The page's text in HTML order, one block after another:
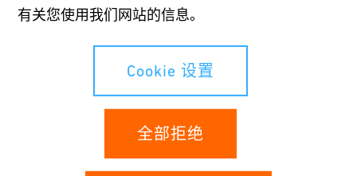
职位空缺
探索遍布不同职能领域、工作地点和职业发展
阶段的职位机会。
有关您使用我们网站的信息。
Cookie 设置
全部拒绝